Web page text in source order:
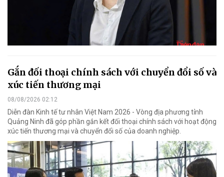
Gắn đối thoại chính sách với chuyển đổi số và
xúc tiến thương mại
08/08/2026 02:12
Diễn đàn Kinh tế tư nhân Việt Nam 2026 - Vòng địa phương tỉnh
Quảng Ninh đã góp phần gắn kết đối thoại chính sách với hoạt động
xúc tiến thương mại và chuyển đổi số của doanh nghiệp.